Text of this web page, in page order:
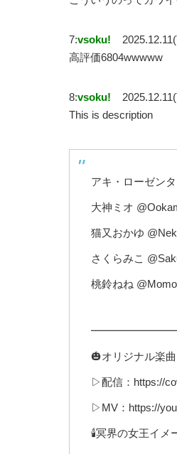
7:vsoku!
高評価6804wwwww
8:vsoku!
This is description
アキ・ローゼン
大神ミオ
猫又おかゆ
さくらみこ
桃鈴ねね
🎃オリジナル楽
▷配信：https://
▷MV：https://
🕯️冥界の女王イメ